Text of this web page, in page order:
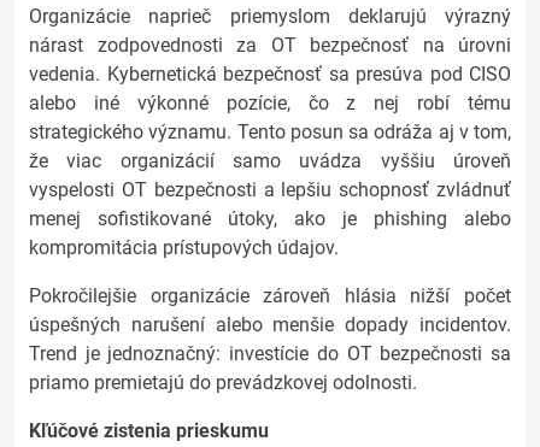
Organizácie naprieč priemyslom deklarujú výrazný
nárast zodpovednosti za OT bezpečnosť na úrovni
vedenia. Kybernetická bezpečnosť sa presúva pod CISO
alebo iné výkonné pozície, čo z nej robí tému
strategického významu. Tento posun sa odráža aj v tom,
že viac organizácií samo uvádza vyššiu úroveň
vyspelosti OT bezpečnosti a lepšiu schopnosť zvládnuť
menej sofistikované útoky, ako je phishing alebo
kompromitácia prístupových údajov.
Pokročilejšie organizácie zároveň hlásia nižší počet
úspešných narušení alebo menšie dopady incidentov.
Trend je jednoznačný: investície do OT bezpečnosti sa
priamo premietajú do prevádzkovej odolnosti.
Kľúčové zistenia prieskumu